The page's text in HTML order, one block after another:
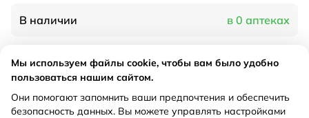
В наличии в 0 аптеках
Характеристики
Рецепт Не требуется
Мы используем файлы cookie, чтобы вам было удобно
пользоваться нашим сайтом.
Они помогают запомнить ваши предпочтения и обеспечить
безопасность данных. Вы можете управлять настройками